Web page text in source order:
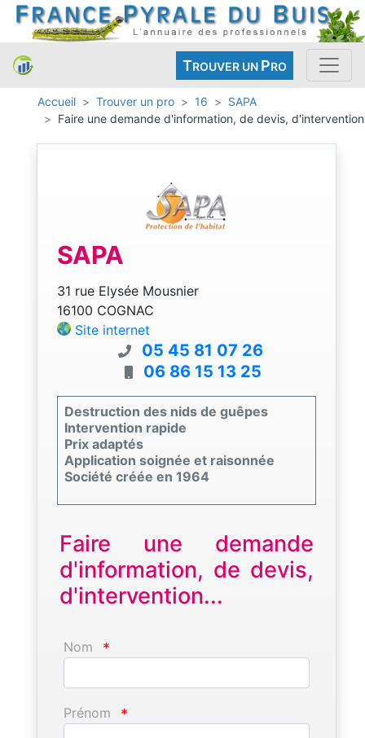
TROUVER UN PRO
Accueil Trouver un pro 16
SAPA
Faire une demande d'information, de devis, d'intervention
SAPA
31 rue Elysée Mousnier
16100 COGNAC
Site internet
05 45 81 07 26
06 86 15 13 25
Destruction des nids de guêpes
Intervention rapide
Prix adaptés
Application soignée et raisonnée
Société créée en 1964
Faire une demande
d'information, de devis,
d'intervention...
Nom *
Prénom *